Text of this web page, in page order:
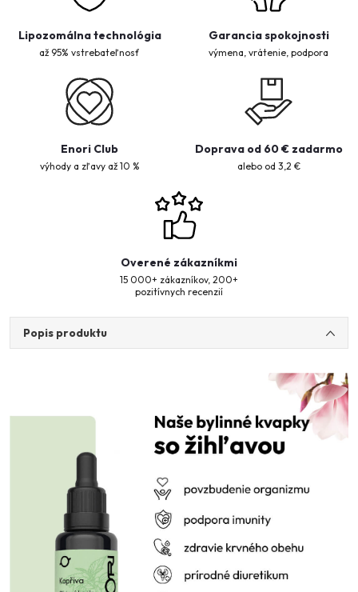
Lipozomálna technológia
až 95% vstrebateľnosť
Garancia spokojnosti
výmena, vrátenie, podpora
Enori Club
výhody a zľavy až 10 %
Doprava od 60 € zadarmo
alebo od 3,2 €
Overené zákazníkmi
15 000+ zákazníkov, 200+
pozitívnych recenzií
Popis produktu